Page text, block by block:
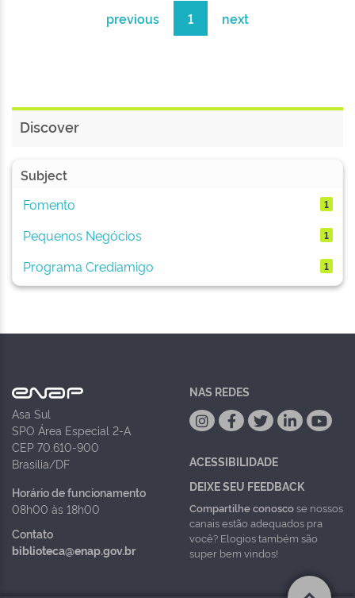
previous 1 next
Discover
Subject
Fomento
1
Pequenos Negócios 1
Programa Crediamigo 1
Asa Sul
SPO Área Especial 2-A
CEP 70.610-900
Brasília/DF
Horário de funcionamento
08h00 às 18h00
Contato
biblioteca@enap.gov.br
NAS REDES
ACESSIBILIDADE
DEIXE SEU FEEDBACK
Compartilhe conoscose nossos
canais estão adequados pra
você? Elogios também são
super bem vindos!